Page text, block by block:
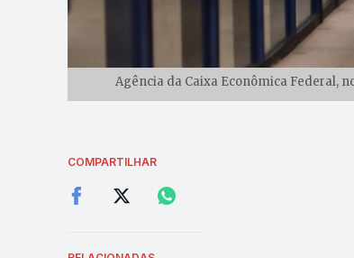
Agência da Caixa Econômica Federal,
COMPARTILHAR